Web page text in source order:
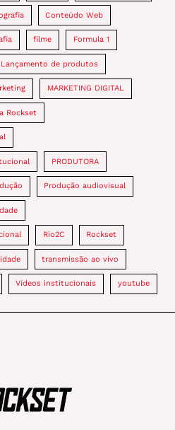
Conteúdo Web
filme Formula 1
Lançamento de produtos
MARKETING DIGITAL
Rockset
PRODUTORA
Produção audiovisual
Rio2C Rockset
transmissão ao vivo
Vídeos institucionais youtube